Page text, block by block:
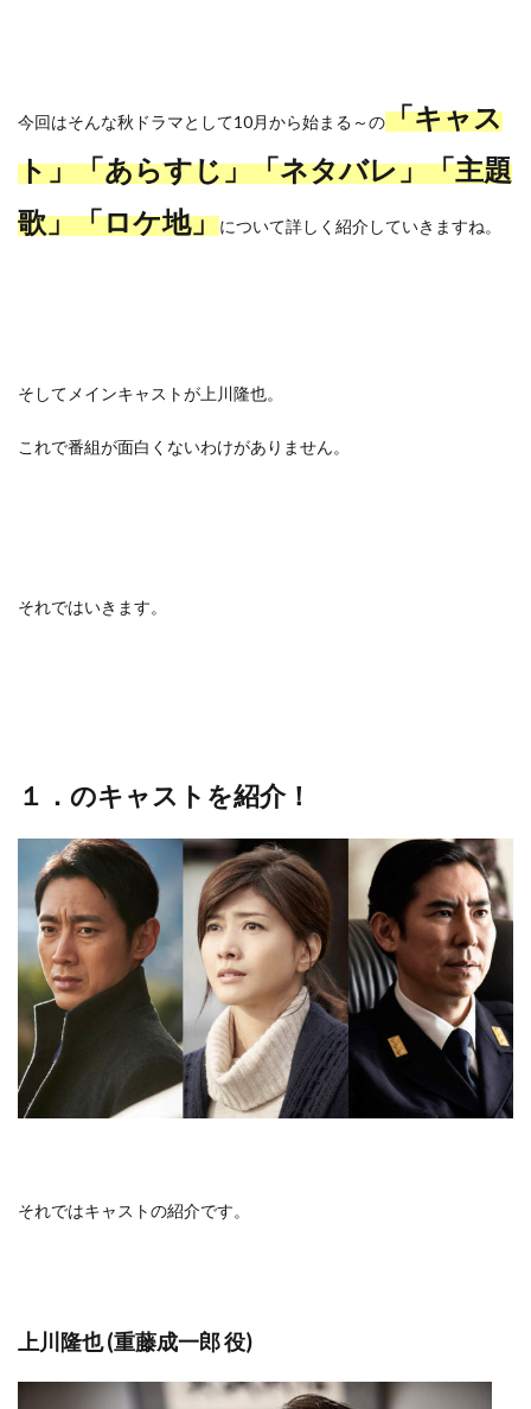
今回はそんな秋ドラマとして10月から始まる～の「キャス
ト」「あらすじ」「ネタバレ」「主題
歌」「ロケ地」について詳しく紹介していきますね。
そしてメインキャストが上川隆也。
これで番組が面白くないわけがありません。
それではいきます。
１．のキャストを紹介！
それではキャストの紹介です。
上川隆也 (重藤成一郎 役)